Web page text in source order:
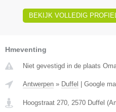
BEKIJK VOLLEDIG
Hmeventing
Niet gevestigd in de plaats
Antwerpen » Duffel Google
Hoogstraat 270, 2570 Duffel (